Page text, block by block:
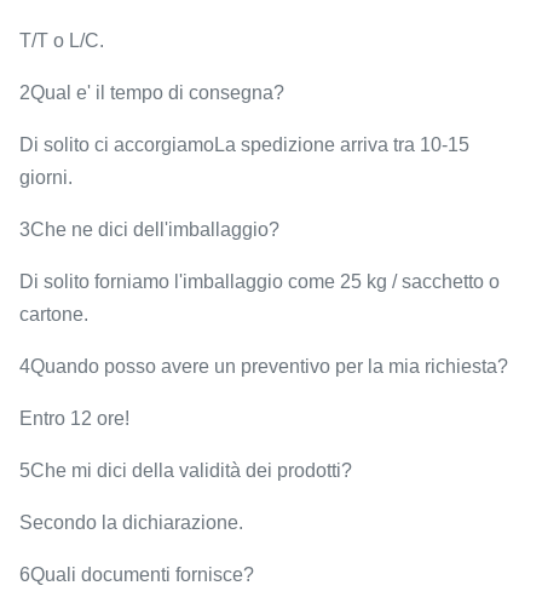
T/T o L/C.
2Qual e' il tempo di consegna?
Di solito ci accorgiamoLa spedizione arriva tra 10-15
giorni.
3Che ne dici dell'imballaggio?
Di solito forniamo l'imballaggio come 25 kg / sacchetto o
cartone.
4Quando posso avere un preventivo per la mia richiesta?
Entro 12 ore!
5Che mi dici della validità dei prodotti?
Secondo la dichiarazione.
6Quali documenti fornisce?